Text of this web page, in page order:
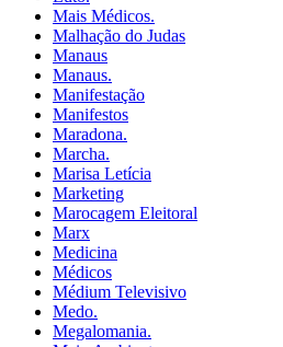
Mais Médicos.
Malhação do Judas
Manaus
Manaus.
Manifestação
Manifestos
Maradona.
Marcha.
Marisa Letícia
Marketing
Marocagem Eleitoral
Marx
Medicina
Médicos
Médium Televisivo
Medo.
Megalomania.